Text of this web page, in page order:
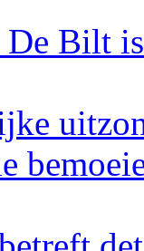
Bilt